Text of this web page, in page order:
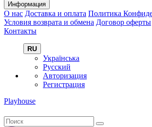
Информация
О нас Доставка и оплата Политика
Условия возврата и обмена Договор оферты
Контакты
RU
Українська
Русский
Авторизация
Регистрация
Playhouse